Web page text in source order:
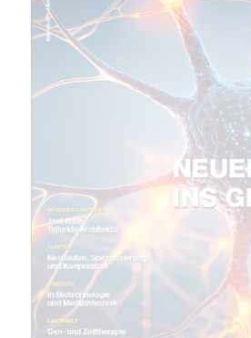
Mit dem |transkript-
jede Woche aktuell